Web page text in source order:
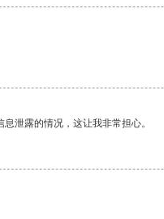
泄露的情况，这让我非常担心。